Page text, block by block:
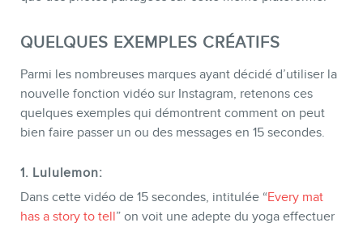
QUELQUES EXEMPLES CRÉATIFS
Parmi les nombreuses marques ayant décidé d’utiliser la
nouvelle fonction vidéo sur Instagram, retenons ces
quelques exemples qui démontrent comment on peut
bien faire passer un ou des messages en 15 secondes.
1. Lululemon:
Dans cette vidéo de 15 secondes, intitulée “Every mat
has a story to tell” on voit une adepte du yoga effectuer